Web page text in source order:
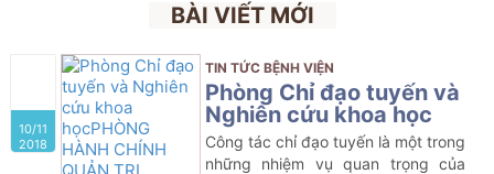
BÀI VIẾT MỚI
10/11
2018
TIN TỨC BỆNH VIỆN
Phòng Chỉ đạo tuyến và
Nghiên cứu khoa học
Công tác chỉ đạo tuyến là một trong
những nhiệm vụ quan trọng của